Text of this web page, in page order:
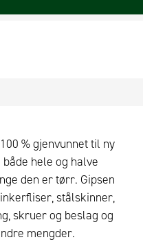
% gjenvunnet til ny
hele og halve
den er tørr. Gipsen
stålskinner,
skruer og beslag og
mengder.